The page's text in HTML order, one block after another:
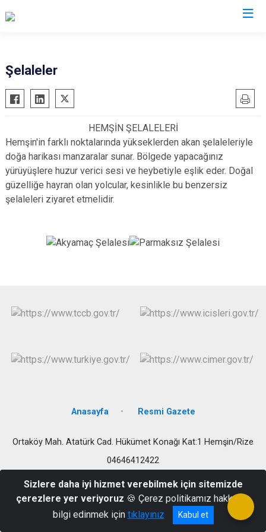
Ardeşen
Çamlıhemşin
Derepazarı
Fındıklı
Güneysu
İyidere
Kalkandere
Pazar
Şelaleler
HEMŞİN ŞELALELERİ
Hemşin'in farklı noktalarında yükseklerden akan şelaleleriyle
doğa harikası manzaralar sunar. Bölgede yapacağınız
yürüyüşlere huzur verici sesi ve heybetiyle eşlik eder. Doğal
güzelliğe hayran olan yolcular, kesinlikle bu benzersiz
şelaleleri ziyaret etmelidir.
Anasayfa Resmi Gazete
Ortaköy Mah. Atatürk Cad. Hükümet Konağı Kat:1 Hemşin/Rize
04646412422
Sizlere daha iyi hizmet verebilmek için sitemizde
çerezlere yer veriyoruz 🍪 Çerez politikamız hakkında
bilgi edinmek için tıklayınız Kabul et